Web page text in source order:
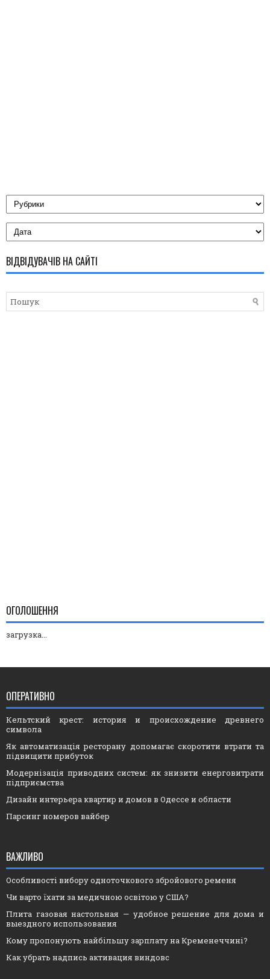
ВІДВІДУВАЧІВ НА САЙТІ
ОГОЛОШЕННЯ
загрузка...
ОПЕРАТИВНО
Кельтский крест: история и происхождение древнего
символа
Як автоматизація ресторану допомагає скоротити втрати та
підвищити прибуток
Модернізація приводних систем: як знизити енерговитрати
підприємства
Дизайн интерьера квартир и домов в Одессе и области
Парсинг номеров вайбер
ВАЖЛИВО
Особливості вибору одноточкового збройового ременя
Чи варто їхати за медичною освітою у США?
Плита газовая настольная — удобное решение для дома и
выездного использования
Кому пропонують найбільшу зарплату на Кременеччині?
Как убрать надпись активация виндовс